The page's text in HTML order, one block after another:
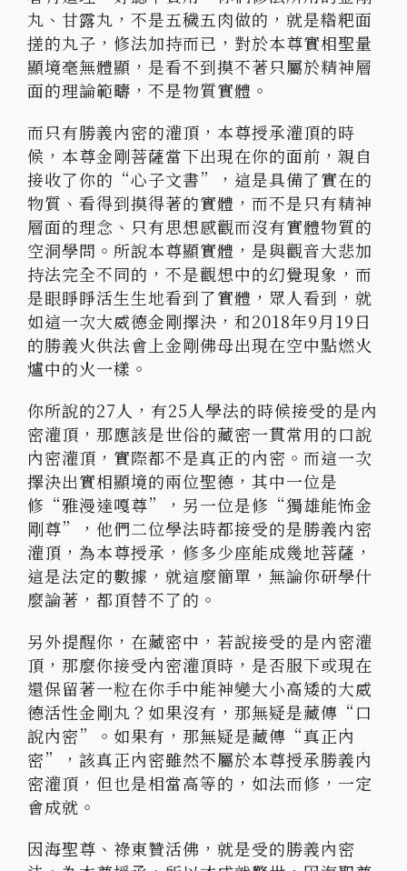
丸、甘露丸，不是五穢五肉做的，就是糌粑面
搓的丸子，修法加持而已，對於本尊實相聖量
顯境毫無體顯，是看不到摸不著只屬於精神層
面的理論範疇，不是物質實體。
而只有勝義內密的灌頂，本尊授承灌頂的時
候，本尊金剛菩薩當下出現在你的面前，親自
接收了你的“心子文書”，這是具備了實在的
物質、看得到摸得著的實體，而不是只有精神
層面的理念、只有思想感觀而沒有實體物質的
空洞學問。所說本尊顯實體，是與觀音大悲加
持法完全不同的，不是觀想中的幻覺現象，而
是眼睜睜活生生地看到了實體，眾人看到，就
如這一次大威德金剛擇決，和2018年9月19日
的勝義火供法會上金剛佛母出現在空中點燃火
爐中的火一樣。
你所說的27人，有25人學法的時候接受的是內
密灌頂，那應該是世俗的藏密一貫常用的口說
內密灌頂，實際都不是真正的內密。而這一次
擇決出實相顯境的兩位聖德，其中一位是
修“雅漫達嘎尊”，另一位是修“獨雄能怖金
剛尊”，他們二位學法時都接受的是勝義內密
灌頂，為本尊授承，修多少座能成幾地菩薩，
這是法定的數據，就這麼簡單，無論你研學什
麼論著，都頂替不了的。
另外提醒你，在藏密中，若說接受的是內密灌
頂，那麼你接受內密灌頂時，是否服下或現在
還保留著一粒在你手中能神變大小高矮的大威
德活性金剛丸？如果沒有，那無疑是藏傳“口
說內密”。如果有，那無疑是藏傳“真正內
密”，該真正內密雖然不屬於本尊授承勝義內
密灌頂，但也是相當高等的，如法而修，一定
會成就。
因海聖尊、祿東贊活佛，就是受的勝義內密